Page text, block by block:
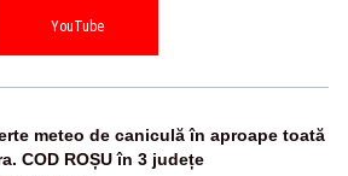
YouTube
meteo de caniculă în aproape toată
COD ROȘU în 3 județe